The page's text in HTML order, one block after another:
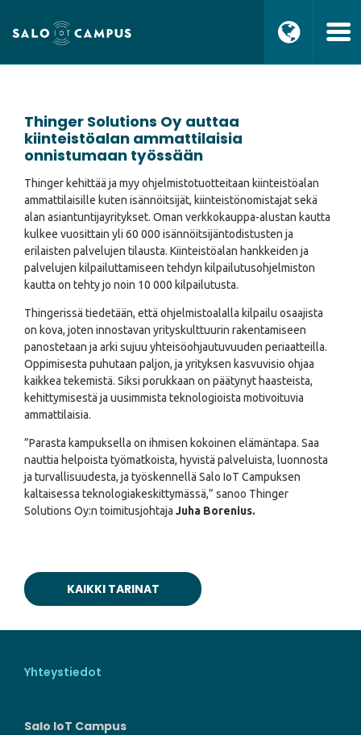
Thinger Solutions Oy auttaa
kiinteistöalan ammattilaisia
onnistumaan työssään
Thinger kehittää ja myy ohjelmistotuotteitaan kiinteistöalan
ammattilaisille kuten isännöitsijät, kiinteistönomistajat sekä
alan asiantuntijayritykset. Oman verkkokauppa-alustan kautta
kulkee vuosittain yli 60 000 isännöitsijäntodistusten ja
erilaisten palvelujen tilausta. Kiinteistöalan hankkeiden ja
palvelujen kilpailuttamiseen tehdyn kilpailutusohjelmiston
kautta on tehty jo noin 10 000 kilpailutusta.
Thingerissä tiedetään, että ohjelmistoalalla kilpailu osaajista
on kova, joten innostavan yrityskulttuurin rakentamiseen
panostetaan ja arki sujuu yhteisöohjautuvuuden periaatteilla.
Oppimisesta puhutaan paljon, ja yrityksen kasvuvisio ohjaa
kaikkea tekemistä. Siksi porukkaan on päätynyt haasteista,
kehittymisestä ja uusimmista teknologioista motivoituvia
ammattilaisia.
”Parasta kampuksella on ihmisen kokoinen elämäntapa. Saa
nauttia helpoista työmatkoista, hyvistä palveluista, luonnosta
ja turvallisuudesta, ja työskennellä Salo IoT Campuksen
kaltaisessa teknologiakeskittymässä,” sanoo Thinger
Solutions Oy:n toimitusjohtaja Juha Borenius.
KAIKKI TARINAT
Yhteystiedot
Salo IoT Campus